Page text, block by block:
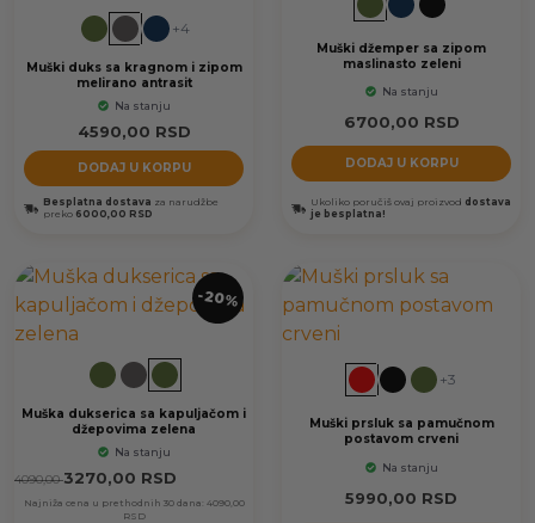
+4
Muški duks sa kragnom i zipom
melirano antrasit
Na stanju
4590,00 RSD
DODAJ U KORPU
Besplatna dostava za narudžbe
preko 6000,00 RSD
Muški džemper sa zipom
maslinasto zeleni
Na stanju
6700,00 RSD
DODAJ U KORPU
Ukoliko poručiš ovaj proizvod dostava
je besplatna!
-20%
Muška dukserica sa kapuljačom i
džepovima zelena
Na stanju
4090,00 3270,00 RSD
Najniža cena u prethodnih 30 dana: 4090,00
RSD
+3
Muški prsluk sa pamučnom
postavom crveni
Na stanju
5990,00 RSD